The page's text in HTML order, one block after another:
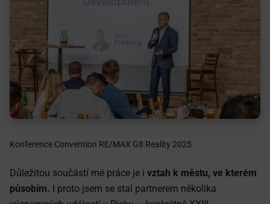
Konference Convention RE/MAX G8 Reality 2025
Důležitou součástí mé práce je i vztah k městu, ve kterém
působím. I proto jsem se stal partnerem několika